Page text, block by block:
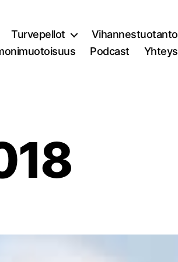
Turvepellot
Vihannestuotanto
Podcast Yhteys